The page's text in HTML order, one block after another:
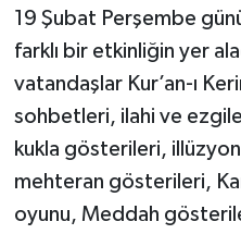
19 Şubat Perşembe
farklı bir etkinliğin yer
vatandaşlar Kur’an-ı
sohbetleri, ilahi ve
kukla gösterileri,
mehteran gösterileri,
oyunu, Meddah